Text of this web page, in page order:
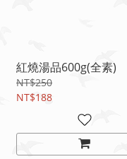
紅燒湯品600g(全素)
NT$250
NT$188